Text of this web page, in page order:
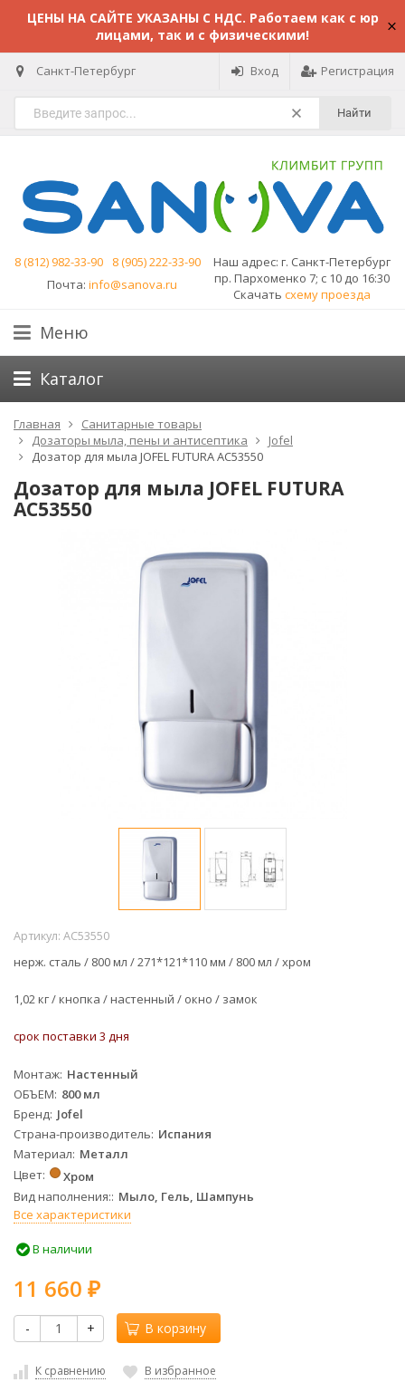
ЦЕНЫ НА САЙТЕ УКАЗАНЫ С НДС. Работаем как с юр
лицами, так и с физическими!
Санкт-Петербург Вход Регистрация
Найти
8 (812) 982-33-90
8 (905) 222-33-90
Почта: info@sanova.ru
Наш адрес: г. Санкт-Петербург
пр. Пархоменко 7; с 10 до 16:30
Скачать схему проезда
Меню
Каталог
Главная
Санитарные товары
Дозаторы мыла, пены и антисептика
Jofel
Дозатор для мыла JOFEL FUTURA AC53550
Дозатор для мыла JOFEL FUTURA
AC53550
Артикул: AC53550
нерж. сталь / 800 мл /271*121*110 мм / 800 мл / хром
1,02 кг /кнопка / настенный / окно / замок
срок поставки 3 дня
Монтаж Настенный
ОБЪЕМ 800 мл
Бренд Jofel
Страна-производитель Испания
Материал Металл
Цвет
Хром
Вид наполнения: Мыло, Гель, Шампунь
Все характеристики
В наличии
11 660 ₽
- + В корзину
К сравнению В избранное